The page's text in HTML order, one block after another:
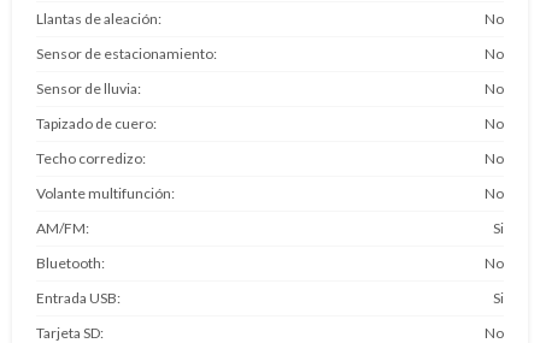
Llantas de aleación
No
Sensor de estacionamiento
No
Sensor de lluvia
No
Tapizado de cuero
No
Techo corredizo
No
Volante multifunción
No
AM/FM
Si
Bluetooth
No
Entrada USB
Si
Tarjeta SD
No